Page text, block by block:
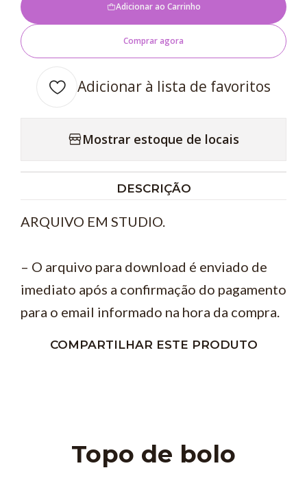
Adicionar ao Carrinho
Comprar agora
Adicionar à lista de favoritos
Mostrar estoque de locais
DESCRIÇÃO
ARQUIVO EM STUDIO.
– O arquivo para download é enviado de
imediato após a confirmação do pagamento
para o email informado na hora da compra.
COMPARTILHAR ESTE PRODUTO
Topo de bolo